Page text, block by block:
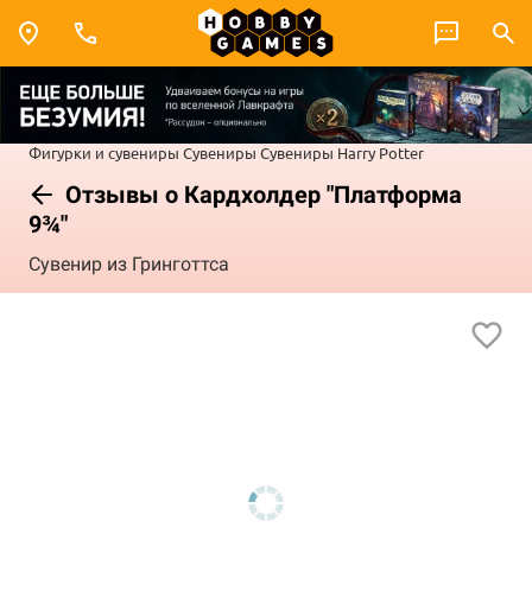
Фигурки и сувениры Сувениры Сувениры Harry Potter
Отзывы о Кардхолдер "Платформа
9¾"
Сувенир из Гринготтса